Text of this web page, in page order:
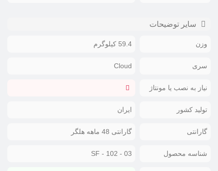
سایر توضیحات
وزن 59.4 کیلوگرم
سری Cloud
نیاز به نصب یا مونتاژ
تولید کشور ایران
گارانتی گارانتی 48 ماهه هلگر
شناسه محصول SF - 102 - 03